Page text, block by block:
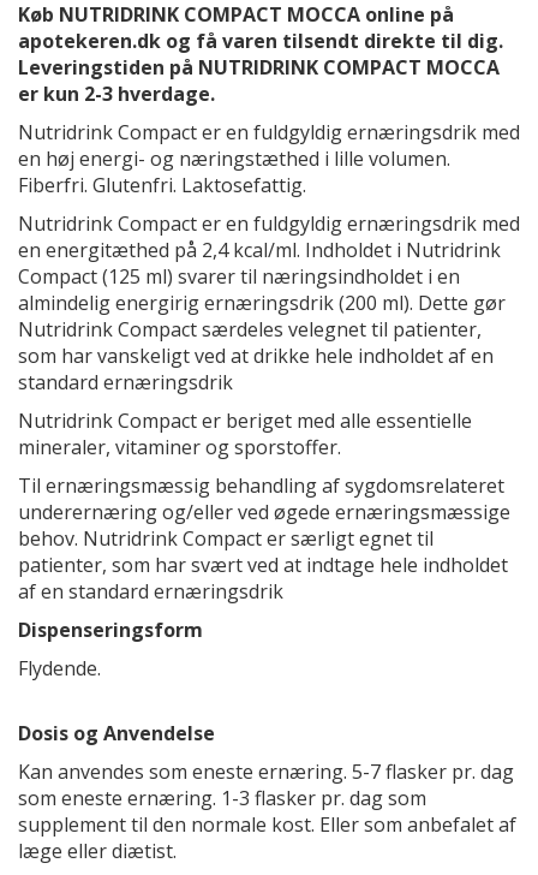
Køb NUTRIDRINK COMPACT MOCCA online på
apotekeren.dk og få varen tilsendt direkte til dig.
Leveringstiden på NUTRIDRINK COMPACT MOCCA
er kun 2-3 hverdage.
Nutridrink Compact er en fuldgyldig ernæringsdrik med
en høj energi- og næringstæthed i lille volumen.
Fiberfri. Glutenfri. Laktosefattig.
Nutridrink Compact er en fuldgyldig ernæringsdrik med
en energitæthed på 2,4 kcal/ml. Indholdet i Nutridrink
Compact (125 ml) svarer til næringsindholdet i en
almindelig energirig ernæringsdrik (200 ml). Dette gør
Nutridrink Compact særdeles velegnet til patienter,
som har vanskeligt ved at drikke hele indholdet af en
standard ernæringsdrik
Nutridrink Compact er beriget med alle essentielle
mineraler, vitaminer og sporstoffer.
Til ernæringsmæssig behandling af sygdomsrelateret
underernæring og/eller ved øgede ernæringsmæssige
behov. Nutridrink Compact er særligt egnet til
patienter, som har svært ved at indtage hele indholdet
af en standard ernæringsdrik
Dispenseringsform
Flydende.
Dosis og Anvendelse
Kan anvendes som eneste ernæring. 5-7 flasker pr. dag
som eneste ernæring. 1-3 flasker pr. dag som
supplement til den normale kost. Eller som anbefalet af
læge eller diætist.